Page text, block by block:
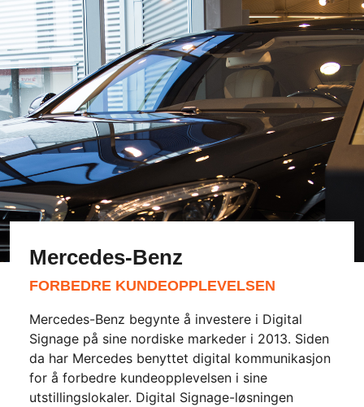
Mercedes-Benz
FORBEDRE KUNDEOPPLEVELSEN
Mercedes-Benz begynte å investere i Digital
Signage på sine nordiske markeder i 2013. Siden
da har Mercedes benyttet digital kommunikasjon
for å forbedre kundeopplevelsen i sine
utstillingslokaler. Digital Signage-løsningen